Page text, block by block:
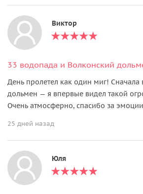
Виктор
33 водопада и Волконский
День пролетел как один миг!
дольмен — я впервые видел такой
Очень атмосферно, спасибо за
25 дней назад
Юля